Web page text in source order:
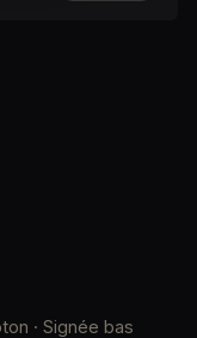
· Signée bas